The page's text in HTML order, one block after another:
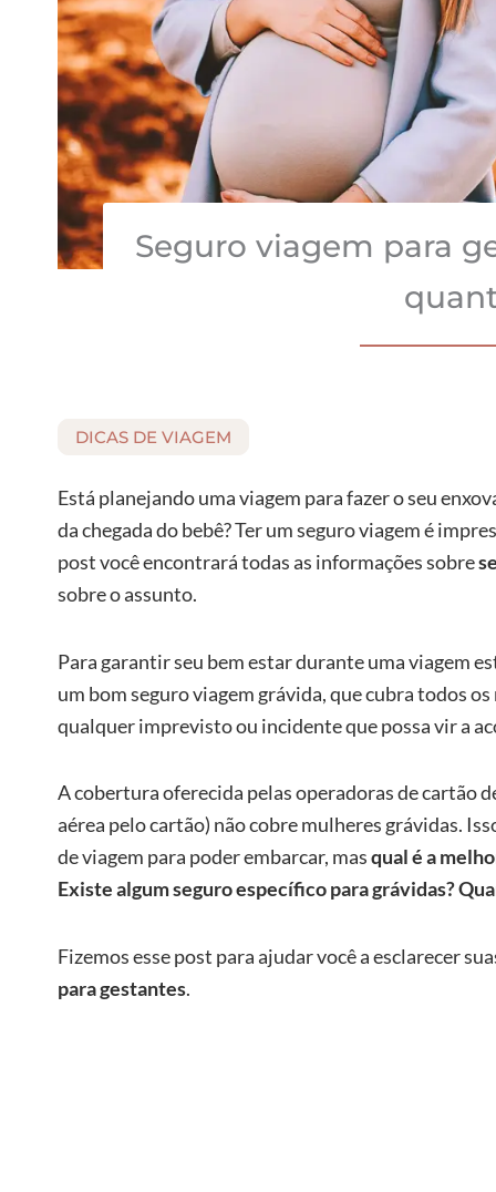
Seguro viagem para
DICAS DE VIAGEM
Está planejando uma viagem para fazer o seu
da chegada do bebê? Ter um seguro viagem é
post você encontrará todas as informações sobre
sobre o assunto.
Para garantir seu bem estar durante uma viagem
um bom seguro viagem grávida, que cubra todos
qualquer imprevisto ou incidente que possa vir a
A cobertura oferecida pelas operadoras de cartão
aérea pelo cartão) não cobre mulheres grávidas.
de viagem para poder embarcar, masqual é a
Existe algum seguro específico para grávidas?
Fizemos esse post para ajudar você a esclarecer
para gestantes.